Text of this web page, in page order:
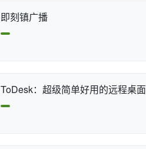
即刻镇广播
ToDesk：超级简单好用的远程桌